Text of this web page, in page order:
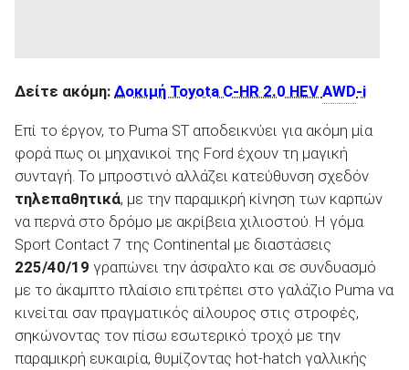
Δείτε ακόμη: Δοκιμή Toyota C-HR 2.0 HEV AWD-i
Επί το έργον, το Puma ST αποδεικνύει για ακόμη μία
φορά πως οι μηχανικοί της Ford έχουν τη μαγική
συνταγή. Το μπροστινό αλλάζει κατεύθυνση σχεδόν
τηλεπαθητικά, με την παραμικρή κίνηση των καρπών
να περνά στο δρόμο με ακρίβεια χιλιοστού. Η γόμα
Sport Contact 7 της Continental με διαστάσεις
225/40/19 γραπώνει την άσφαλτο και σε συνδυασμό
με το άκαμπτο πλαίσιο επιτρέπει στο γαλάζιο Puma να
κινείται σαν πραγματικός αίλουρος στις στροφές,
σηκώνοντας τον πίσω εσωτερικό τροχό με την
παραμικρή ευκαιρία, θυμίζοντας hot-hatch γαλλικής